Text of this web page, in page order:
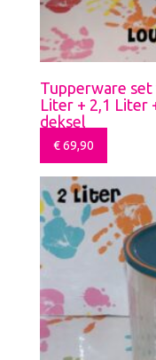
Tupperware set
Liter + 2,1 Liter
deksel
€69,90